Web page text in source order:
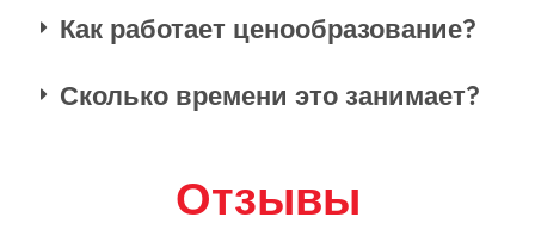
Как работает ценообразование?
Сколько времени это занимает?
Отзывы